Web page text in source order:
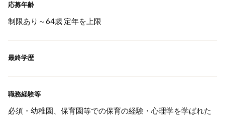
応募年齢
制限あり～64歳 定年を上限
最終学歴
職務経験等
必須・幼稚園、保育園等での保育の経験・心理学を学ばれた